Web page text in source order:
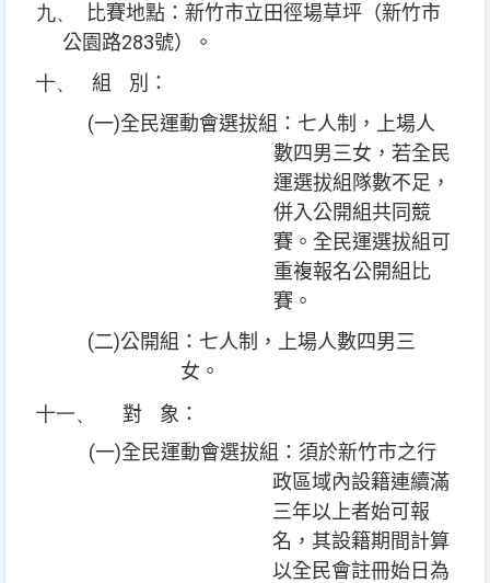
九、
比賽地點：新竹市立田徑場草坪 （新竹市
公園路283號）。
十、 組 別：
(一)全民運動會選拔組：七人制，上場人
數四男三女，若全民
運選拔組隊數不足，
併入公開組共同競
賽。全民運選拔組可
重複報名公開組比
賽。
(二)公開組 ： 七人制，上場人數四男三
女。
十一、 對 象：
(一)全民運動會選拔組 ： 須於新竹市之行
政區域內設籍連續滿
三年以上者始可報
名，其設籍期間計算
以全民會註冊始日為